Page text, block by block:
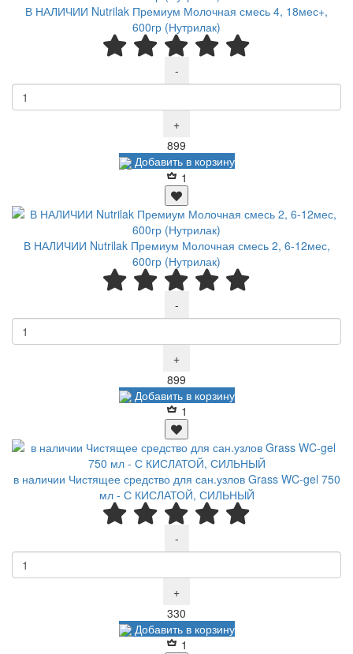
В НАЛИЧИИ Nutrilak Премиум Молочная смесь 4, 18мес+,
600гр (Нутрилак)
-
+
899
Добавить в корзину
1
В НАЛИЧИИ Nutrilak Премиум Молочная смесь 2, 6-12мес,
600гр (Нутрилак)
-
+
899
Добавить в корзину
1
в наличии Чистящее средство для сан.узлов Grass WC-gel 750
мл - С КИСЛАТОЙ, СИЛЬНЫЙ
-
+
330
Добавить в корзину
1